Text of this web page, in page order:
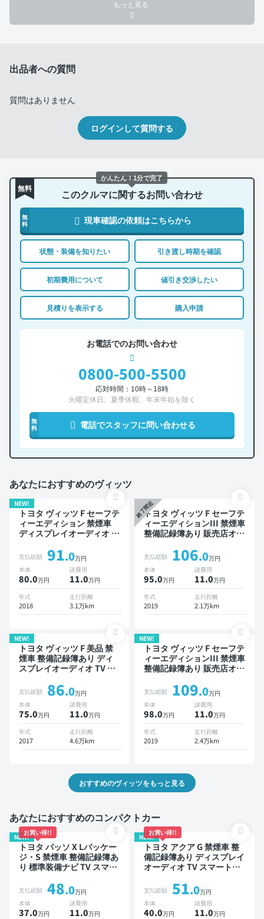
もっと見る
出品者への質問
質問はありません
ログインして質問する
無料 このクルマに関するお問い合わせ
無
料
現車確認の依頼はこちらから
状態・装備を知りたい 引き渡し時期を確認
初期費用について 値引き交渉したい
見積りを表示する 購入申請
お電話でのお問い合わせ
0800-500-5500
応対時間：10時～18時
火曜定休日、夏季休暇、年末年始を除く
無
料
電話でスタッフに問い合わせる
あなたにおすすめのヴィッツ
NEW!
トヨタ ヴィッツ F セーフテ
ィーエディション 禁煙車
ディスプレイオーディオ ※
トキー ETC
支払総額 91.0万円
本体
80.0万円
諸費用
11.0万円
年式
2018
走行距離
3.1万km
終了間近
トヨタ ヴィッツ F セーフテ
ィーエディションIII 禁煙車
整備記録簿あり 販売店オプ
ー スマートキー ETC バッ
クモニター ドライブレコー
ダー 衝突軽減
支払総額 106.0万円
本体
95.0万円
諸費用
11.0万円
年式
2019
走行距離
2.1万km
NEW!
トヨタ ヴィッツ F 美品 禁
煙車 整備記録簿あり ディ
スプレイオーディオ TV ワ
支払総額 86.0万円
本体
75.0万円
諸費用
11.0万円
年式
2017
走行距離
4.6万km
NEW!
トヨタ ヴィッツ F セーフテ
ィーエディションIII 禁煙車
整備記録簿あり 販売店オプ
ー ETC バックモニター ド
ライブレコーダー 衝突軽減
支払総額 109.0万円
本体
98.0万円
諸費用
11.0万円
年式
2019
走行距離
2.4万km
おすすめのヴィッツをもっと見る
あなたにおすすめのコンパクトカー
NEW!
お買い得!!
トヨタ パッソ X Lパッケー
ジ・S 禁煙車 整備記録簿あ
り 標準装備ナビ TV スマー
ー ドライブレコーダー 衝
突軽減
支払総額 48.0万円
本体
37.0万円
諸費用
11.0万円
NEW!
お買い得!!
トヨタ アクア G 禁煙車 整
備記録簿あり ディスプレイ
オーディオ TV スマートキ
支払総額 51.0万円
本体
40.0万円
諸費用
11.0万円
かんたん！1分で完了